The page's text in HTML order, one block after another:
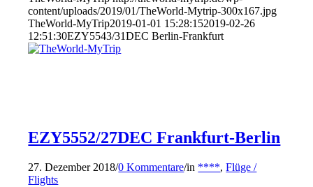
content/uploads/2019/01/TheWorld-Mytrip-300x167.jpg
TheWorld-MyTrip2019-01-01 15:28:152019-02-26
12:51:30EZY5543/31DEC Berlin-Frankfurt
EZY5552/27DEC Frankfurt-Berlin
27. Dezember 2018/0 Kommentare/in ****,Flüge /
Flights